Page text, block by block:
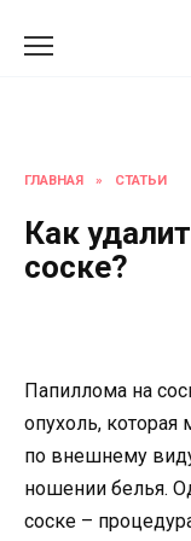
ГЛАВНАЯ » СТАТЬИ
Как
соске?
Папиллома на
опухоль,
по внешнему
ношении белья.
соске –